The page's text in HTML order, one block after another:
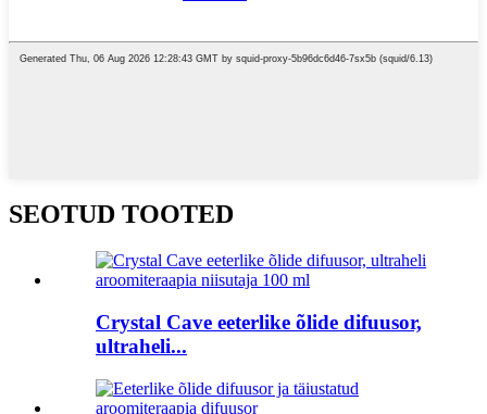
SEOTUD TOOTED
Crystal Cave eeterlike õlide difuusor,
ultraheli...